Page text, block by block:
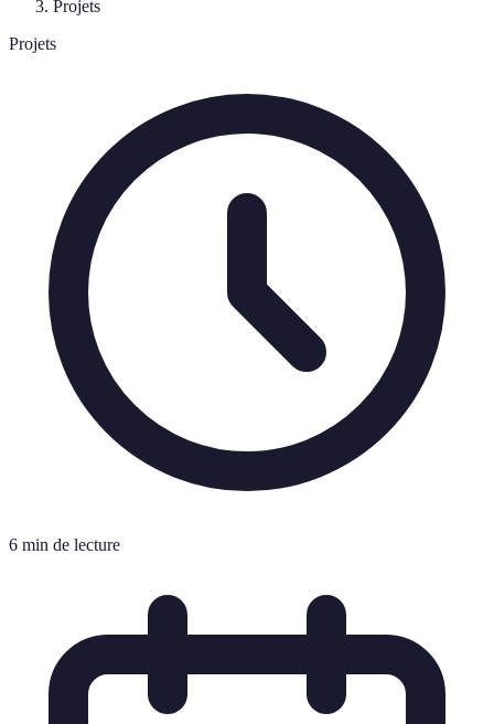
Projets
Projets
6 min de lecture